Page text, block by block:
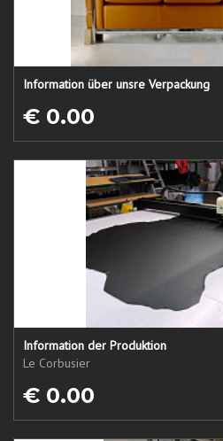
Information über unsre Verpackung
€ 0.00
Information der Produktion
Le Corbusier
€ 0.00